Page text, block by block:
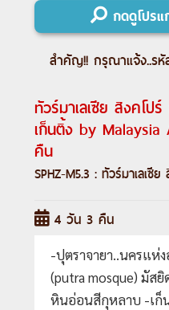
กดดูโปรแ
สำคัญ!! กรุณาแจ้ง..รหั
ทัวร์มาเลเซีย สิงคโป
เก็นติ้ง by
คืน
SPHZ-M5.3 : ทัวร์มาเลเซี
4 วัน 3 คืน
-ปุตราจายา..นครแห่
(putra mosque) มัสยิ
หินอ่อนสีกุหลาบ -เก็